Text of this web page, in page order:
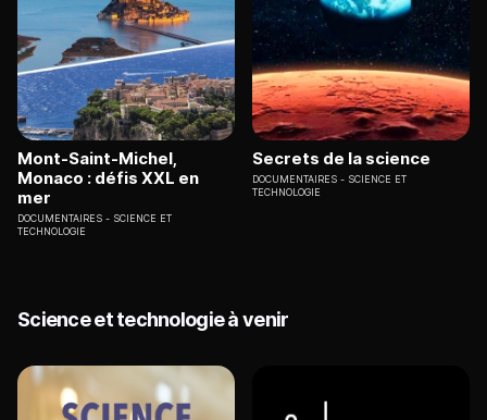
Mont-Saint-Michel,
Monaco : défis XXL en
mer
DOCUMENTAIRES
SCIENCE ET
TECHNOLOGIE
Secrets de la science
DOCUMENTAIRES
SCIENCE ET
TECHNOLOGIE
Science et technologie à venir